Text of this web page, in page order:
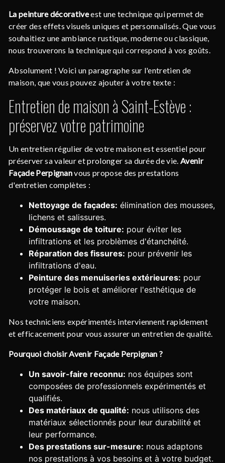
La peinture décorativeest une technique qui permet de
créer des effets visuels uniques et personnalisés. Que vous
souhaitiez une ambiance rustique, moderne ou classique,
nous trouverons la technique qui correspond à vos goûts.
Absolument ! Voici un paragraphe sur l'entretien de
maison, que vous pouvez ajouter à votre texte :
Entretien de maison à Saint-Estève :
préservez votre patrimoine
Un entretien régulier de votre maison est essentiel pour
préserver sa valeur et prolonger sa durée de vie.Avenir
Façade Perpignanvous propose des prestations
d'entretien complètes :
Nettoyage de façades: élimination des mousses,
lichens et salissures.
Démoussage de toiture: pour éviter les
infiltrations et les problèmes d'étanchéité.
Réparation des fissures: pour prévenir les
infiltrations d'eau.
Peinture des menuiseries extérieures: pour
protéger le bois et améliorer l'esthétique de
votre maison.
Nos techniciens expérimentés interviennent rapidement
et efficacement pour vous assurer un entretien de qualité.
Pourquoi choisir Avenir Façade Perpignan ?
Un savoir-faire reconnu: nos équipes sont
composées de professionnels expérimentés et
qualifiés.
Des matériaux de qualité: nous utilisons des
matériaux sélectionnés pour leur durabilité et
leur performance.
Des prestations sur-mesure: nous adaptons
nos prestations à vos besoins et à votre budget.